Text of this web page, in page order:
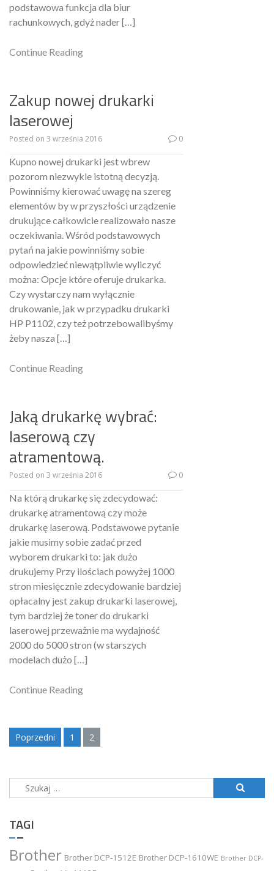
podstawowa funkcja dla biur
rachunkowych, gdyż nader […]
Continue Reading
Zakup nowej drukarki
laserowej
Posted on 3 września 2016 0
Kupno nowej drukarki jest wbrew
pozorom niezwykle istotną decyzją.
Powinniśmy kierować uwagę na szereg
elementów by w przyszłości urządzenie
drukujące całkowicie realizowało nasze
oczekiwania. Wśród podstawowych
pytań na jakie powinniśmy sobie
odpowiedzieć niewątpliwie wyliczyć
można: Opcje które oferuje drukarka.
Czy wystarczy nam wyłącznie
drukowanie, jak w przypadku drukarki
HP P1102, czy też potrzebowalibyśmy
żeby nasza […]
Continue Reading
Jaką drukarkę wybrać:
laserową czy
atramentową.
Posted on 3 września 2016 0
Na którą drukarkę się zdecydować:
drukarkę atramentową czy może
drukarkę laserową. Podstawowe pytanie
jakie musimy sobie zadać przed
wyborem drukarki to: jak dużo
drukujemy Przy ilościach powyżej 1000
stron miesięcznie zdecydowanie bardziej
opłacalny jest zakup drukarki laserowej,
tym bardziej że toner do drukarki
laserowej przeważnie ma wydajność
2000 do 5000 stron (w starszych
modelach dużo […]
Continue Reading
Nawigacja
wpisach
Poprzedni 1 2
Szukaj:
TAGI
Brother Brother DCP-1512E Brother DCP-1610WE Brother DCP-